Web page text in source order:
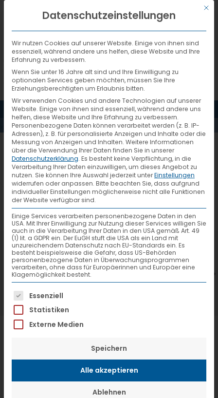
DEUTSCH
MENÜ
AKTUELLES
1407_6_IMG_0024
7. Juli 2026
VTL hat neuen Aufsichtsrat gewählt
Mit
Datenschutzeinstellungen
Wir nutzen Cookies auf unserer Website. Einige von ihnen sind
essenziell, während andere uns helfen, diese Website und Ihre
Erfahrung zu verbessern.
Wenn Sie unter 16 Jahre alt sind und Ihre Einwilligung zu
optionalen Services geben möchten, müssen Sie Ihre
Erziehungsberechtigten um Erlaubnis bitten.
Wir verwenden Cookies und andere Technologien auf unserer
Website. Einige von ihnen sind essenziell, während andere uns
helfen, diese Website und Ihre Erfahrung zu verbessern.
Personenbezogene Daten können verarbeitet werden (z. B. IP-
Adressen), z. B. für personalisierte Anzeigen und Inhalte oder die
Messung von Anzeigen und Inhalten. Weitere Informationen
über die Verwendung Ihrer Daten finden Sie in unserer
Datenschutzerklärung. Es besteht keine Verpflichtung, in die
Verarbeitung Ihrer Daten einzuwilligen, um dieses Angebot zu
nutzen. Sie können Ihre Auswahl jederzeit unterEinstellungen
widerrufen oder anpassen. Bitte beachten Sie, dass aufgrund
individueller Einstellungen möglicherweise nicht alle Funktionen
der Website verfügbar sind.
Einige Services verarbeiten personenbezogene Daten in den
USA. Mit Ihrer Einwilligung zur Nutzung dieser Services willigen Sie
auch in die Verarbeitung Ihrer Daten in den USA gemäß Art. 49
(1) lit. a GDPR ein. Der EuGH stuft die USA als ein Land mit
unzureichendem Datenschutz nach EU-Standards ein. Es
besteht beispielsweise die Gefahr, dass US-Behörden
personenbezogene Daten in Überwachungsprogrammen
verarbeiten, ohne dass für Europäerinnen und Europäer eine
Klagemöglichkeit besteht.
Es folgt eine Liste der Service-Gruppen,
Essenziell
Statistiken
Externe Medien
Speichern
Alle akzeptieren
Ablehnen